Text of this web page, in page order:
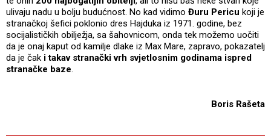
ulivaju nadu u bolju budućnost. No kad vidimo Đuru Pericu koji je
stranačkoj šefici poklonio dres Hajduka iz 1971. godine, bez
socijalističkih obilježja, sa šahovnicom, onda tek možemo uočiti
da je onaj kaput od kamilje dlake iz Max Mare, zapravo, pokazatelj
da je čak i takav stranački vrh svjetlosnim godinama ispred
stranačke baze.
Boris Rašeta